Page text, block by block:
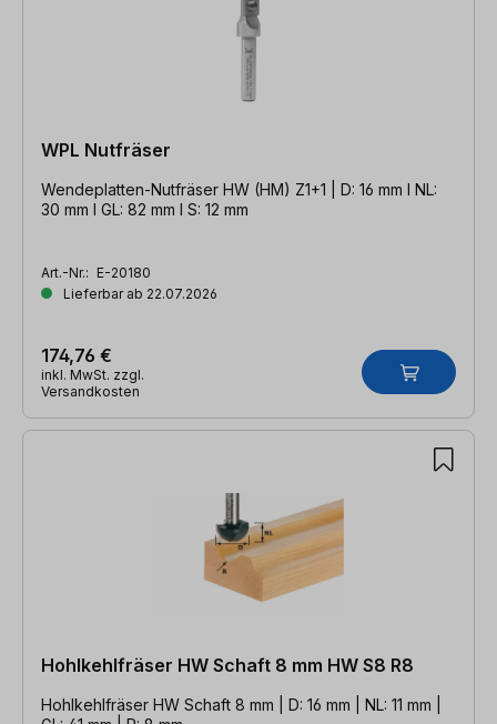
WPL Nutfräser
Wendeplatten-Nutfräser HW (HM) Z1+1 | D: 16 mm l NL:
30 mm l GL: 82 mm l S: 12 mm
Art.-Nr.: E-20180
Lieferbar ab 22.07.2026
174,76 €
inkl. MwSt. zzgl.
Versandkosten
Hohlkehlfräser HW Schaft 8 mm HW S8 R8
Hohlkehlfräser HW Schaft 8 mm | D: 16 mm | NL: 11 mm |